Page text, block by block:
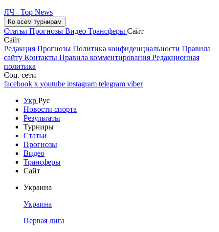
ЛЧ - Top News
Ко всем турнирам
Статьи Прогнозы Видео Трансферы Сайт
Сайт
Редакция Прогнозы Политика конфиденциальности Правила
сайту Контакты Правила комментирования Редакционная
политика
Соц. сети
facebook x youtube instagram telegram viber
Укр Рус
Новости спорта
Результаты
Турниры
Статьи
Прогнозы
Видео
Трансферы
Сайт
Украина
Украина
Первая лига